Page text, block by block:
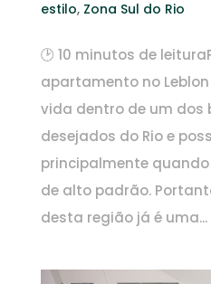
estilo, Zona Sul do Rio
🕑 10 minutos de
apartamento no
vida dentro de um dos
desejados do Rio e
principalmente
de alto padrão.
desta região já é uma...